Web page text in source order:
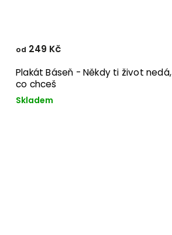
Plakát Báseň - Někdy ti život nedá,
co chceš
Skladem
od 249 Kč